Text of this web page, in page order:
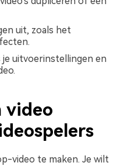
uit, zoals het
je uitvoerinstellingen en
video
video te maken. Je wilt